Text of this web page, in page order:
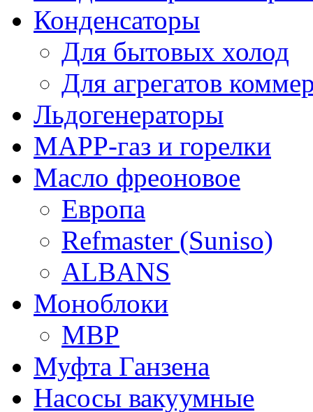
Конденсаторы
Для бытовых холод
Для агрегатов
Льдогенераторы
МАРР-газ и горелки
Масло фреоновое
Европа
Refmaster (Suniso)
ALBANS
Моноблоки
MBP
Муфта Ганзена
Насосы вакуумные